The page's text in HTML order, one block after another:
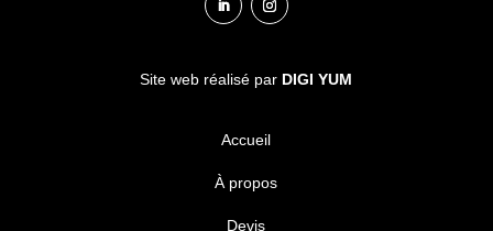
Site web réalisé par DIGI YUM
Accueil
À propos
Devis